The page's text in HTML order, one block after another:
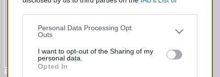
Personal Data Processing Opt
Outs
I want to opt-out of the Sharing of my
personal data.
Opted In
Plus d´informations